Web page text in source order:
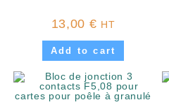
13,00 € HT
Add to cart